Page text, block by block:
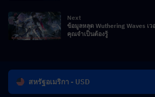
Next
ข้อมูลหลุด Wuthering Waves เ
คุณจำเป็นต้องรู้
สหรัฐอเมริกา - USD